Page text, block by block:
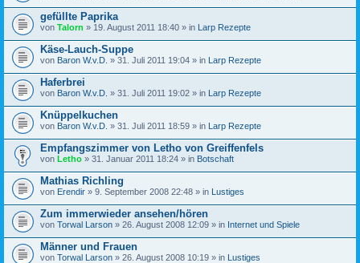
gefüllte Paprika
von Talorn » 19. August 2011 18:40 » in Larp Rezepte
Käse-Lauch-Suppe
von Baron W.v.D. » 31. Juli 2011 19:04 » in Larp Rezepte
Haferbrei
von Baron W.v.D. » 31. Juli 2011 19:02 » in Larp Rezepte
Knüppelkuchen
von Baron W.v.D. » 31. Juli 2011 18:59 » in Larp Rezepte
Empfangszimmer von Letho von Greiffenfels
von Letho » 31. Januar 2011 18:24 » in Botschaft
Mathias Richling
von Erendir » 9. September 2008 22:48 » in Lustiges
Zum immerwieder ansehen/hören
von Torwal Larson » 26. August 2008 12:09 » in Internet und Spiele
Männer und Frauen
von Torwal Larson » 26. August 2008 10:19 » in Lustiges